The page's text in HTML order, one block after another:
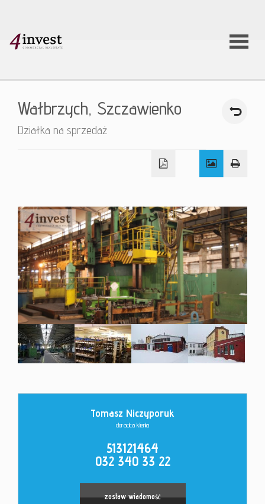
O firmie
Oferty
Kontakt
Wałbrzych, Szczawienko
Działka na sprzedaż
Tomasz Niczyporuk
doradca klienta
513121464
032 340 33 22
zostaw wiadomość